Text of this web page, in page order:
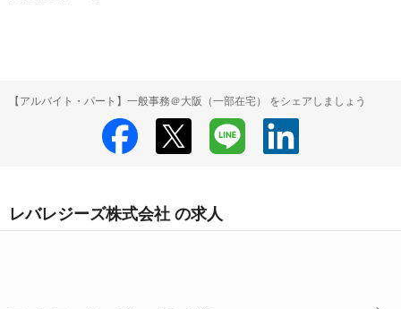
【アルバイト・パート】一般事務＠大阪（一部在宅） をシェアしましょう
レバレジーズ株式会社 の求人